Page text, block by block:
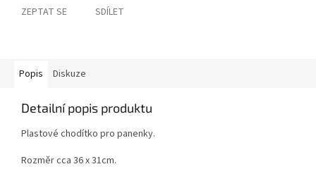
ZEPTAT SE SDÍLET
Popis Diskuze
Detailní popis produktu
Plastové chodítko pro panenky.
Rozměr cca 36 x 31cm.